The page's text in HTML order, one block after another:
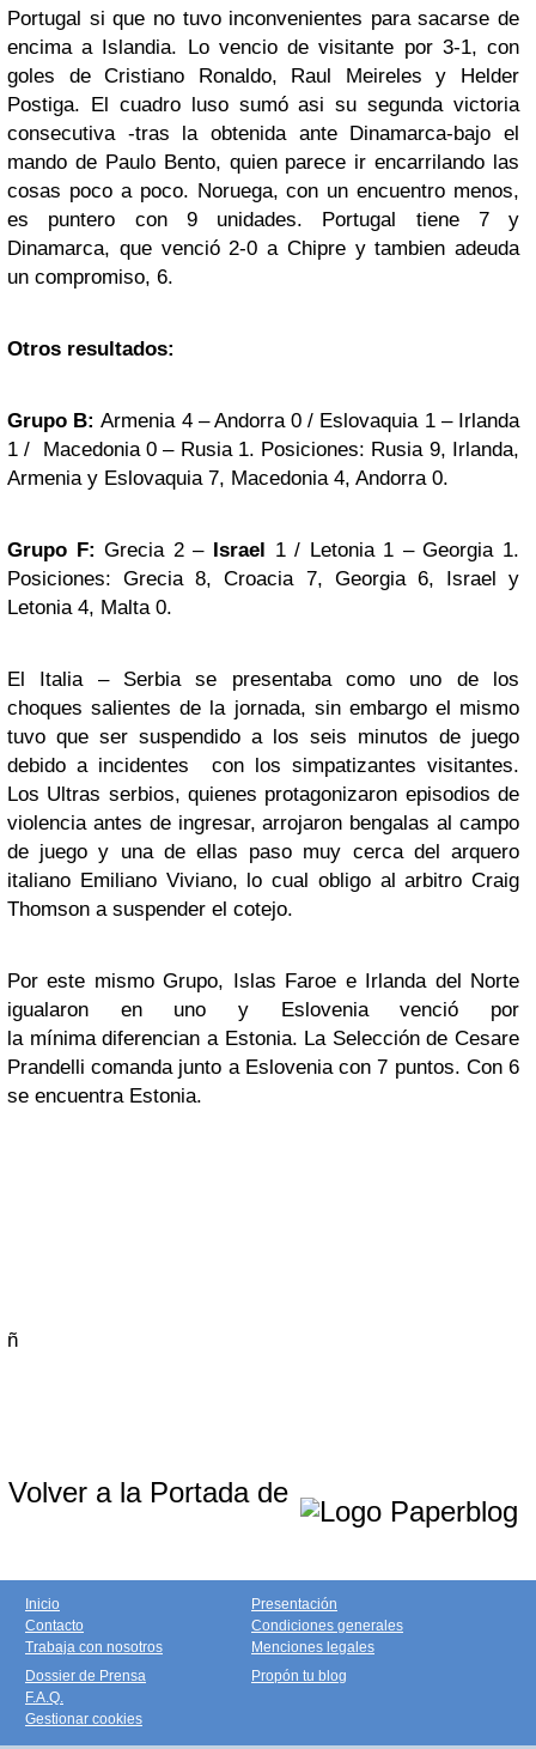
Portugal si que no tuvo inconvenientes para sacarse de
encima a Islandia. Lo vencio de visitante por 3-1, con
goles de Cristiano Ronaldo, Raul Meireles y Helder
Postiga. El cuadro luso sumó asi su segunda victoria
consecutiva -tras la obtenida ante Dinamarca-bajo el
mando de Paulo Bento, quien parece ir encarrilando las
cosas poco a poco. Noruega, con un encuentro menos,
es puntero con 9 unidades. Portugal tiene 7 y
Dinamarca, que venció 2-0 a Chipre y tambien adeuda
un compromiso, 6.
Otros resultados:
Grupo B:Armenia 4 – Andorra 0 / Eslovaquia 1 – Irlanda
1 / Macedonia 0 – Rusia 1. Posiciones: Rusia 9, Irlanda,
Armenia y Eslovaquia 7, Macedonia 4, Andorra 0.
Grupo F:Grecia 2 – Israel 1 / Letonia 1 – Georgia 1.
Posiciones: Grecia 8, Croacia 7, Georgia 6, Israel y
Letonia 4, Malta 0.
El Italia – Serbia se presentaba como uno de los
choques salientes de la jornada, sin embargo el mismo
tuvo que ser suspendido a los seis minutos de juego
debido a incidentes con los simpatizantes visitantes.
Los Ultras serbios, quienes protagonizaron episodios de
violencia antes de ingresar, arrojaron bengalas al campo
de juego y una de ellas paso muy cerca del arquero
italiano Emiliano Viviano, lo cual obligo al arbitro Craig
Thomson a suspender el cotejo.
Por este mismo Grupo, Islas Faroe e Irlanda del Norte
igualaron en uno y Eslovenia venció por
la mínima diferencian a Estonia. La Selección de Cesare
Prandelli comanda junto a Eslovenia con 7 puntos. Con 6
se encuentra Estonia.
ñ
Volver a la Portada de
Inicio
Contacto
Trabaja con nosotros
Presentación
Condiciones generales
Menciones legales
Dossier de Prensa
F.A.Q.
Gestionar cookies
Propón tu blog